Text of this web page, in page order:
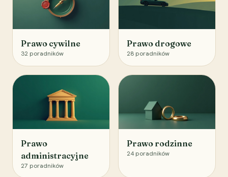
Prawo cywilne
32 poradników
Prawo drogowe
28 poradników
Prawo
administracyjne
27 poradników
Prawo rodzinne
24 poradników